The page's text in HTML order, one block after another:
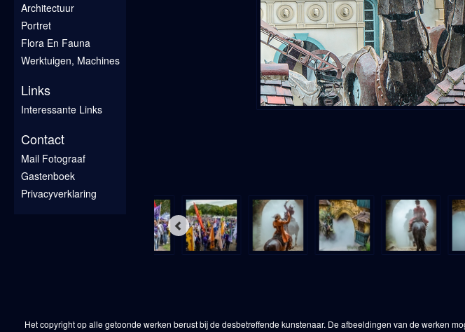
Architectuur
Portret
Flora En Fauna
Werktuigen, Machines
Links
Interessante Links
Contact
Mail Fotograaf
Gastenboek
Privacyverklaring
Het copyright op alle getoonde werken berust bij de desbetreffende kunstenaar. De afbeeldingen van de werken